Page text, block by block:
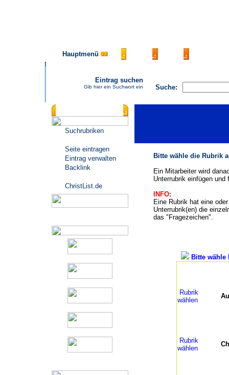
Hauptmenü
Suche:
Eintrag suchen
Gib hier ein Suchwort ein
Suchrubriken
Seite eintragen
Eintrag verwalten
Backlink
ChristList.de
Bitte wähle die Rubrik
Ein Mitarbeiter wird
Unterrubrik einfügen und
INFO:
Eine Rubrik hat eine
Unterrubrik(en) die
das "Fragezeichen".
Bitte wähle
Rubrik
wählen
Rubrik
wählen